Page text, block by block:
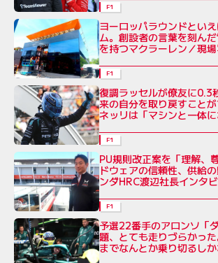
F1
ヨーロッパラウンドとい
ム。創設者の言葉を刻ん
を持つマクラーレン／現
F1
復調ラッセルが僚友に0.3
来の自分を取り戻すこと
ネッリは「マシンと一体に
F1
PU規則改正案を「理解、
ドウェアの信頼性、供給
ンダHRC渡辺社長インタビ
F1
予選22番手のアロンソ「
題、とても走りづらかっ
までなんとか乗り切るしか